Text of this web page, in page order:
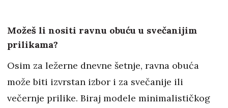
Možeš li nositi ravnu obuću u svečanijim
prilikama?
Osim za ležerne dnevne šetnje, ravna obuća
može biti izvrstan izbor i za svečanije ili
večernje prilike. Biraj modele minimalističkog